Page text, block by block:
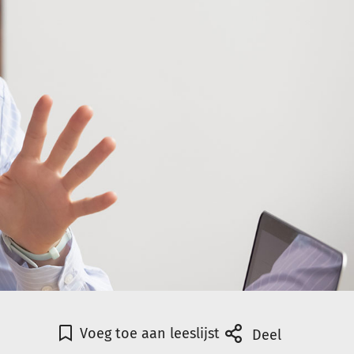
Voeg toe aan leeslijst Deel